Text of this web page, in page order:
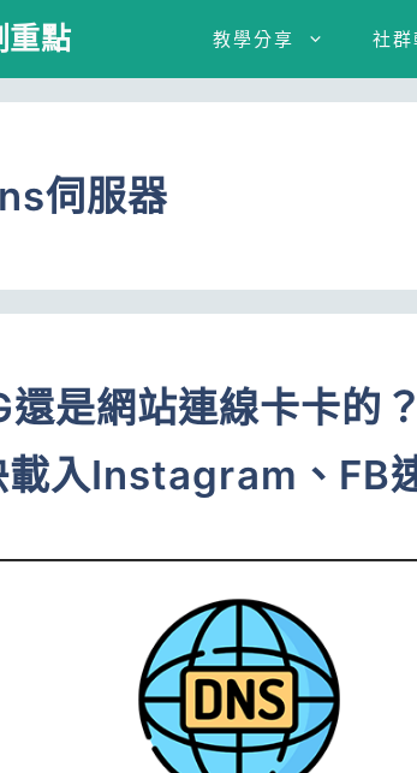
點 教學分享 社群
伺服器
是網站連線卡卡的
入Instagram、FB